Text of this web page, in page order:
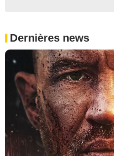
Dernières news